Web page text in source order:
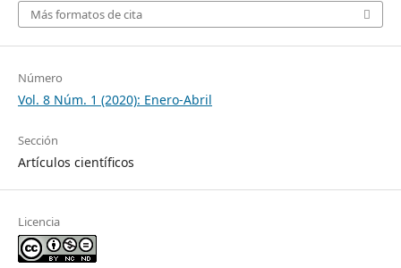
Más formatos de cita
Número
Vol. 8 Núm. 1 (2020): Enero-Abril
Sección
Artículos científicos
Licencia